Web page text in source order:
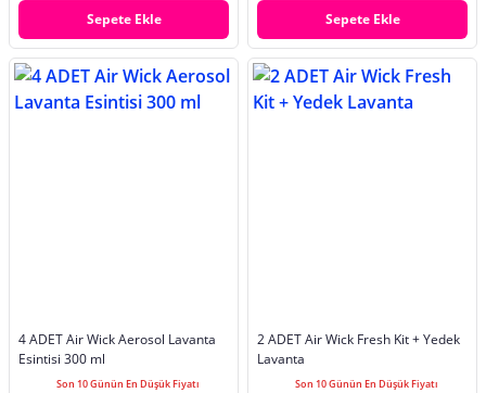
Sepete Ekle Sepete Ekle
4 ADET Air Wick Aerosol Lavanta
Esintisi 300 ml
Son 10 Günün En Düşük Fiyatı
2 ADET Air Wick Fresh Kit + Yedek
Lavanta
Son 10 Günün En Düşük Fiyatı